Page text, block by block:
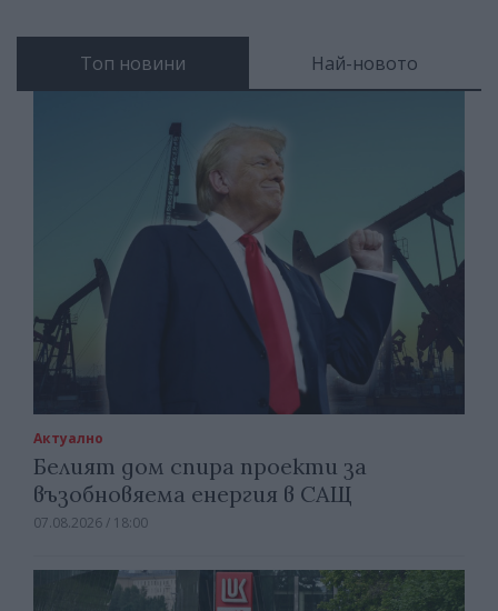
Топ новини Най-новото
Актуално
Белият дом спира проекти за
възобновяема енергия в САЩ
07.08.2026 / 18:00